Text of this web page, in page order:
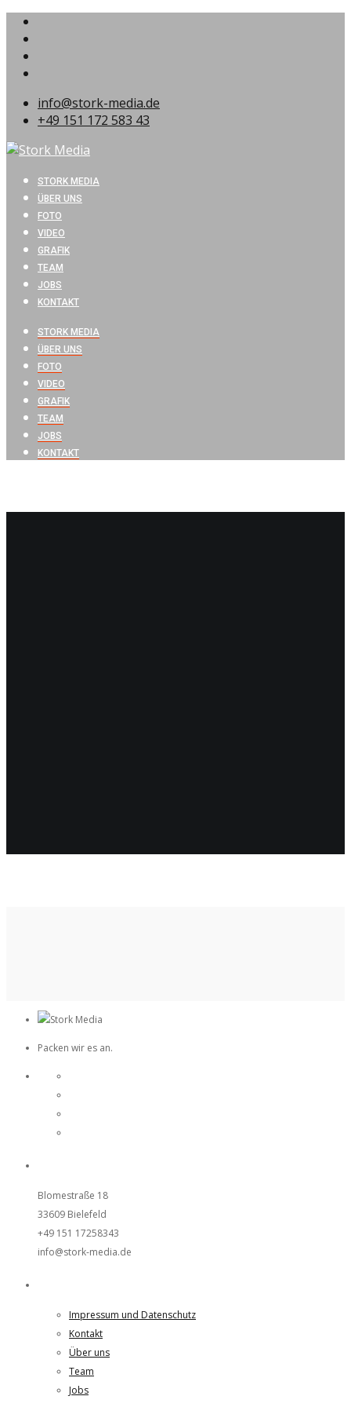
info@stork-media.de
+49 151 172 583 43
STORK MEDIA
ÜBER UNS
FOTO
VIDEO
GRAFIK
TEAM
JOBS
KONTAKT
STORK MEDIA
ÜBER UNS
FOTO
VIDEO
GRAFIK
TEAM
JOBS
KONTAKT
Packen wir es an.
Blomestraße 18
33609 Bielefeld
+49 151 17258343
info@stork-media.de
Impressum und Datenschutz
Kontakt
Über uns
Team
Jobs